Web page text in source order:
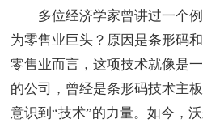
多位经济学家曾讲过一个
为零售业巨头？原因是条形码
零售业而言，这项技术就像是
的公司，曾经是条形码技术主
意识到“技术”的力量。如今，